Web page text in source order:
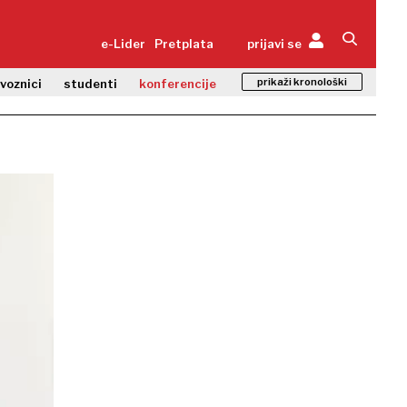
e-Lider Pretplata prijavi se
studenti konferencije prikaži kronološki